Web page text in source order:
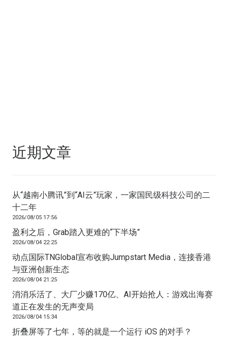
近期文章
从“越南小腾讯”到“AI云”玩家，一家国民级科技公司的二
十二年
2026/08/05 17:56
盈利之后，Grab踏入更难的“下半场”
2026/08/04 22:25
动点国际TNGlobal宣布收购Jumpstart Media，连接香港
与亚洲创新生态
2026/08/04 21:25
消消乐活了、大厂少赚170亿、AI开始抢人：游戏出海赛
道正在发生的无声变局
2026/08/04 15:34
折叠屏等了七年，等的就是一个运行 iOS 的对手？